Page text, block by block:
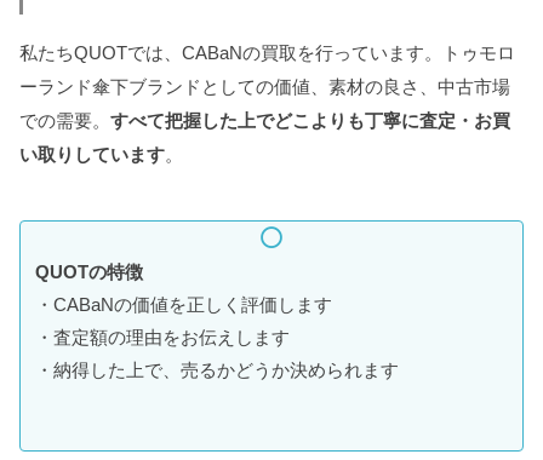
私たちQUOTでは、CABaNの買取を行っています。トゥモロ
ーランド傘下ブランドとしての価値、素材の良さ、中古市場
での需要。 すべて把握した上でどこよりも丁寧に査定・お買
い取りしています。
QUOTの特徴
・CABaNの価値を正しく評価します
・査定額の理由をお伝えします
・納得した上で、売るかどうか決められます